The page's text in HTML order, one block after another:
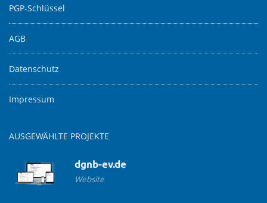
PGP-Schlüssel
AGB
Datenschutz
Impressum
AUSGEWÄHLTE PROJEKTE
dgnb-ev.de
Website